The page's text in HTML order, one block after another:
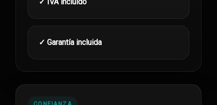
✓ Garantía incluida